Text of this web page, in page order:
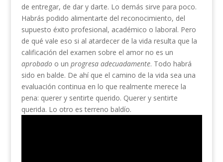
de entregar, de dar y darte. Lo demás sirve para poco.
Habrás podido alimentarte del reconocimiento, del
supuesto éxito profesional, académico o laboral. Pero
de qué vale eso si al atardecer de la vida resulta que la
calificación del examen sobre el amor no es un
aprobadoo un progresa adecuadamente. Todo habrá
sido en balde. De ahí que el camino de la vida sea una
evaluación continua en lo que realmente merece la
pena: querer y sentirte querido. Querer y sentirte
querida. Lo otro es terreno baldío.